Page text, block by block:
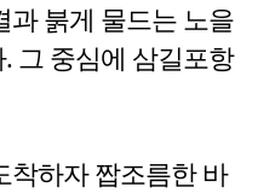
과 붉게 물드는 노을
그 중심에 삼길포항
착하자 짭조름한 바